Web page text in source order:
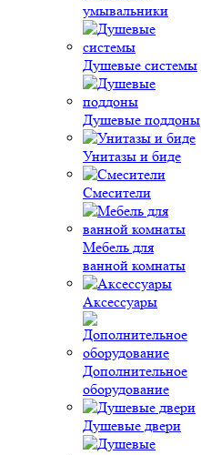
умывальники
Душевые системы
Душевые поддоны
Унитазы и биде
Смесители
Мебель для
ванной комнаты
Аксессуары
Дополнительное
оборудование
Душевые двери